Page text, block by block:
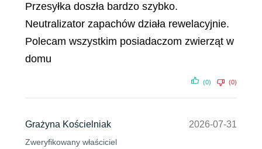
Przesyłka doszła bardzo szybko.
Neutralizator zapachów działa rewelacyjnie.
Polecam wszystkim posiadaczom zwierząt w
domu
(0) (0)
Grażyna Kościelniak
Zweryfikowany właściciel
2026-07-31